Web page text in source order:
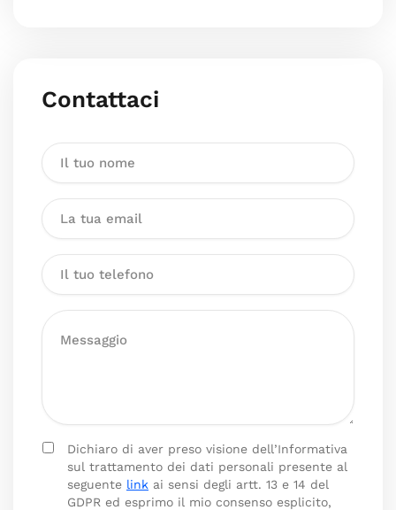
Contattaci
Dichiaro di aver preso visione dell’Informativa
sul trattamento dei dati personali presente al
seguente link ai sensi degli artt. 13 e 14 del
GDPR ed esprimo il mio consenso esplicito,